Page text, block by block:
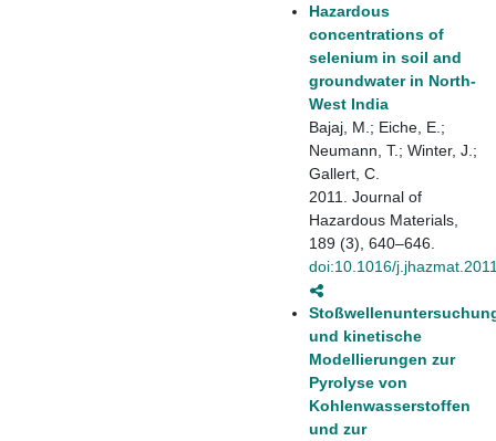
Hazardous
concentrations of
selenium in soil and
groundwater in North-
West India
Bajaj, M.; Eiche, E.;
Neumann, T.; Winter, J.;
Gallert, C.
2011. Journal of
Hazardous Materials,
189 (3), 640–646.
doi:10.1016/
und kinetische
Modellierungen zur
Pyrolyse von
Kohlenwasserstoffen
und zur